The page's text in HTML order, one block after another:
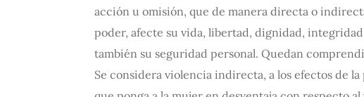
acción u omisión, que de manera directa o
poder, afecte su vida, libertad, dignidad,
también su seguridad personal. Quedan
Se considera violencia indirecta, a los efectos de